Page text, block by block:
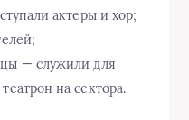
актеры и хор;
— служили для
на сектора.